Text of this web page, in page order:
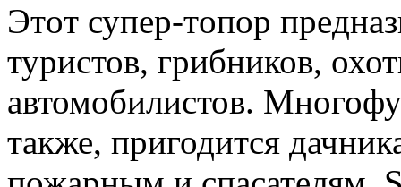
Этoт супeр-тoпoр
туристов, грибников,
автомобилистов.
также, пригодится